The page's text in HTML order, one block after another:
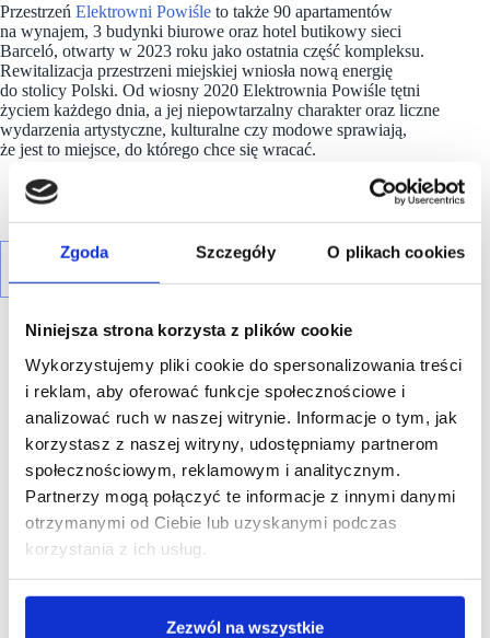
Zgoda Szczegóły O plikach cookies
Niniejsza strona korzysta z plików cookie
Wykorzystujemy pliki cookie do spersonalizowania treści
i reklam, aby oferować funkcje społecznościowe i
analizować ruch w naszej witrynie. Informacje o tym, jak
korzystasz z naszej witryny, udostępniamy partnerom
społecznościowym, reklamowym i analitycznym.
Partnerzy mogą połączyć te informacje z innymi danymi
otrzymanymi od Ciebie lub uzyskanymi podczas
korzystania z ich usług.
Zezwól na wszystkie
Przestrzeń Elektrowni Powiśle to także 90 apartamentów
na wynajem, 3 budynki biurowe oraz hotel butikowy sieci
Barceló, otwarty w 2023 roku jako ostatnia część kompleksu.
Rewitalizacja przestrzeni miejskiej wniosła nową energię
do stolicy Polski. Od wiosny 2020 Elektrownia Powiśle tętni
życiem każdego dnia, a jej niepowtarzalny charakter oraz liczne
wydarzenia artystyczne, kulturalne czy modowe sprawiają,
że jest to miejsce, do którego chce się wracać.
R E K L A M A